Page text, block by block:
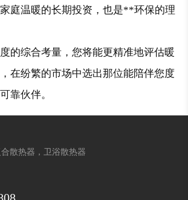
庭温暖的长期投资，也是**环保的理
的综合考量，您将能更精准地评估暖
在纷繁的市场中选出那位能陪伴您度
靠伙伴。
散热器，卫浴散热器